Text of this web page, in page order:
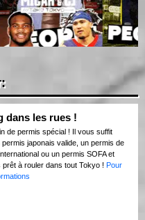
dans les rues !
de permis spécial ! Il vous suffit
permis japonais valide, un permis de
ou un permis SOFA et
prêt à rouler dans tout Tokyo ! Pour